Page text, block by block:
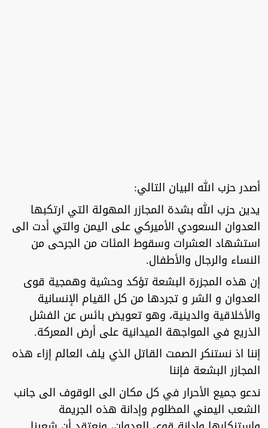
أصدر حزب الله البيان التالي:
يدين حزب الله بشدة المجازر المهولة التي ارتكبها
العدوان السعودي الأميركي على اليمن والتي أدت الى
استشهاد العشرات وسقوط المئات من الجرحى من
النساء والرجال والأطفال.
إن هذه المجزرة البشعة تؤكد وحشية وهمجية قوى
العدوان و الشر و تجردها من كل القيام الإنسانية
والأخلاقية والدينية، وهو تعويض بائس عن الفشل
الذريع في المواجهة الميدانية على أرض المعركة.
إننا اذ نستنكر الصمت القاتل الذي يلف العالم إزاء هذه
المجازر البشعة فإننا
ندعو جميع الأحرار في كل مكان الى الوقوف الى جانب
الشعب اليمني المظلوم وإدانة هذه الجريمة